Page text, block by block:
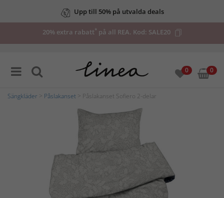
Upp till 50% på utvalda deals
20% extra rabatt*på all REA. Kod: SALE20
0 0
Sängkläder Påslakanset > Påslakanset Sofiero 2-delar